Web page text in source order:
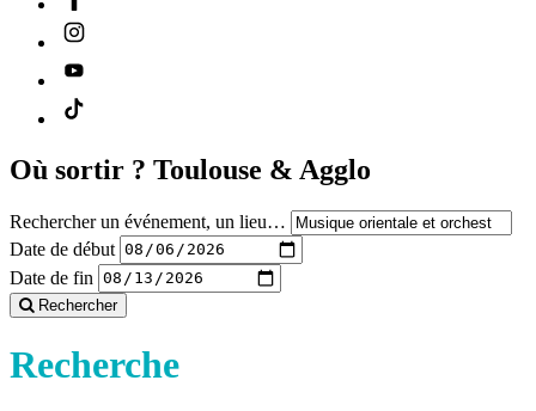
Où sortir ? Toulouse & Agglo
Rechercher un événement, un lieu…
Date de début
Date de fin
Rechercher
Recherche